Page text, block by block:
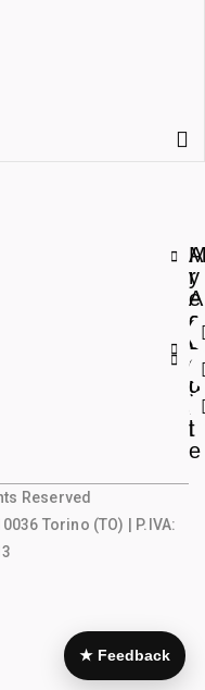
A
r
e
a
L
e
g
l
e
y
A
c
c
o
u
t
Reserved
Torino (TO) | P.IVA:
★ Feedback